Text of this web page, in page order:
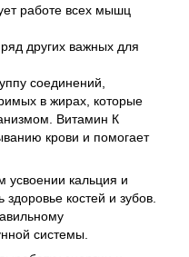
работе всех мышц
других важных для
соединений,
в жирах, которые
Витамин К
крови и помогает
усвоении кальция и
костей и зубов.
системы.